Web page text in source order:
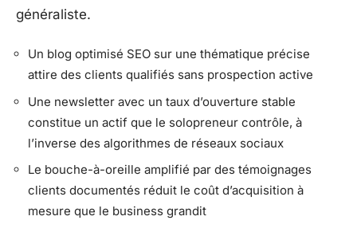
généraliste.
Un blog optimisé SEO sur une thématique précise
attire des clients qualifiés sans prospection active
Une newsletter avec un taux d’ouverture stable
constitue un actif que le solopreneur contrôle, à
l’inverse des algorithmes de réseaux sociaux
Le bouche-à-oreille amplifié par des témoignages
clients documentés réduit le coût d’acquisition à
mesure que le business grandit